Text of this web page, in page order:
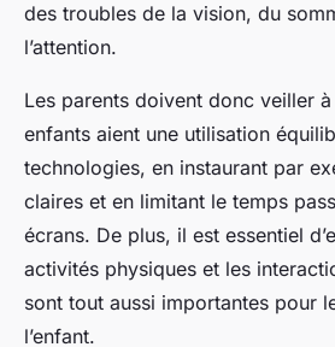
des troubles de la vision, du
l’attention.
Les parents doivent donc veiller
enfants aient une utilisation
technologies, en instaurant par
claires et en limitant le temps
écrans. De plus, il est essentiel
activités physiques et les
sont tout aussi importantes pour
l’enfant.